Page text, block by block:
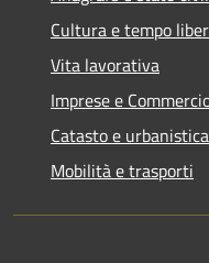
Cultura e tempo
Vita lavorativa
Imprese e
Catasto e urbanistica
Mobilità e trasporti